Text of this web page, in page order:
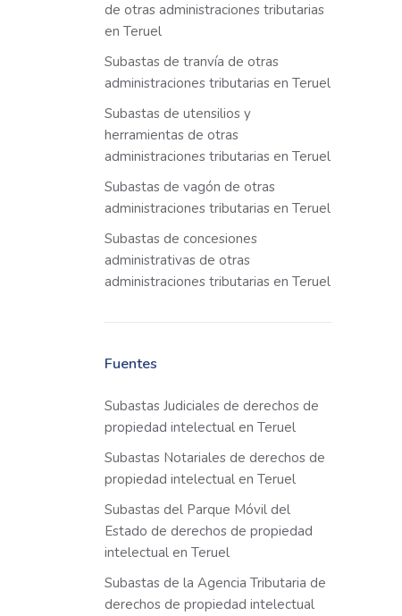
de otras administraciones tributarias
en Teruel
Subastas de tranvía de otras
administraciones tributarias en Teruel
Subastas de utensilios y
herramientas de otras
administraciones tributarias en Teruel
Subastas de vagón de otras
administraciones tributarias en Teruel
Subastas de concesiones
administrativas de otras
administraciones tributarias en Teruel
Fuentes
Subastas Judiciales de derechos de
propiedad intelectual en Teruel
Subastas Notariales de derechos de
propiedad intelectual en Teruel
Subastas del Parque Móvil del
Estado de derechos de propiedad
intelectual en Teruel
Subastas de la Agencia Tributaria de
derechos de propiedad intelectual